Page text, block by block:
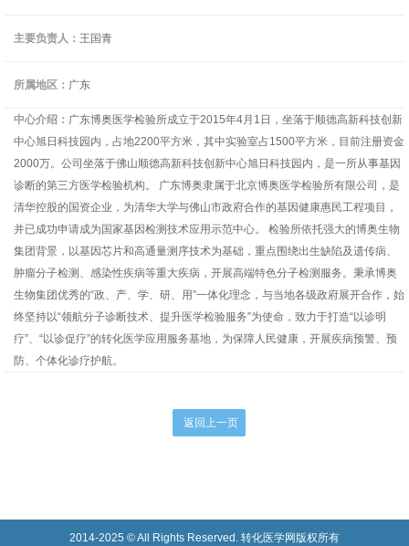
主要负责人： 王国青
所属地区： 广东
中心介绍： 广东博奥医学检验所成立于2015年4月1日，坐落于顺德高新科技创新
中心旭日科技园内，占地2200平方米，其中实验室占1500平方米，目前注册资金
2000万。公司坐落于佛山顺德高新科技创新中心旭日科技园内，是一所从事基因
诊断的第三方医学检验机构。 广东博奥隶属于北京博奥医学检验所有限公司，是
清华控股的国资企业，为清华大学与佛山市政府合作的基因健康惠民工程项目，
并已成功申请成为国家基因检测技术应用示范中心。 检验所依托强大的博奥生物
集团背景，以基因芯片和高通量测序技术为基础，重点围绕出生缺陷及遗传病、
肿瘤分子检测、感染性疾病等重大疾病，开展高端特色分子检测服务。秉承博奥
生物集团优秀的“政、产、学、研、用”一体化理念，与当地各级政府展开合作，始
终坚持以“领航分子诊断技术、提升医学检验服务”为使命，致力于打造“以诊明
疗”、“以诊促疗”的转化医学应用服务基地，为保障人民健康，开展疾病预警、预
防、个体化诊疗护航。
2014-2025 © All Rights Reserved. 转化医学网版权所有